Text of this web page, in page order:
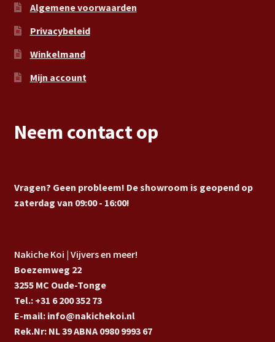
Algemene voorwaarden
Privacybeleid
Winkelmand
Mijn account
Neem contact op
Vragen? Geen probleem! De showroom is geopend op
zaterdag van 09:00 - 16:00!
Nakiche Koi | Vijvers en meer!
Boezemweg 22
3255 MC Oude-Tonge
Tel.: +31 6 200 352 73
E-mail: info@nakichekoi.nl
Rek.Nr: NL 39 ABNA 0980 9993 67